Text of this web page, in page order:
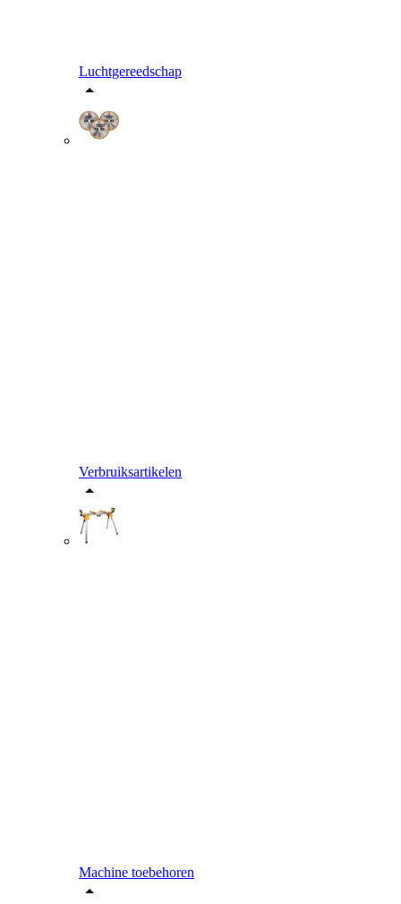
Luchtgereedschap
Verbruiksartikelen
Machine toebehoren